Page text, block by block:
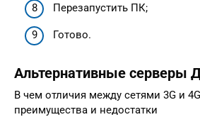
Перезапустить ПК;
Готово.
Альтернативные серверы
В чем отличия между сетями 3G и
преимущества и недостатки